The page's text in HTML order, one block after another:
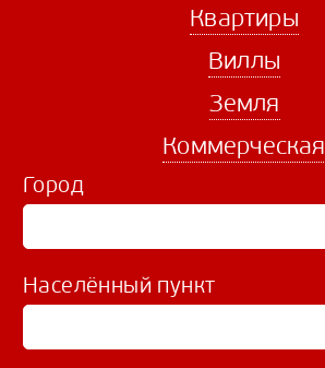
Квартиры
Виллы
Земля
Коммерческая
Город
Населённый пункт